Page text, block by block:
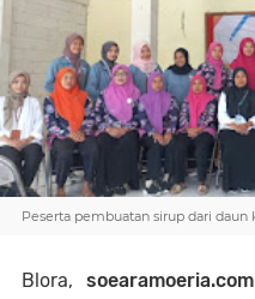
Peserta pembuatan sirup dari daun
Blora, soearamoeria.com